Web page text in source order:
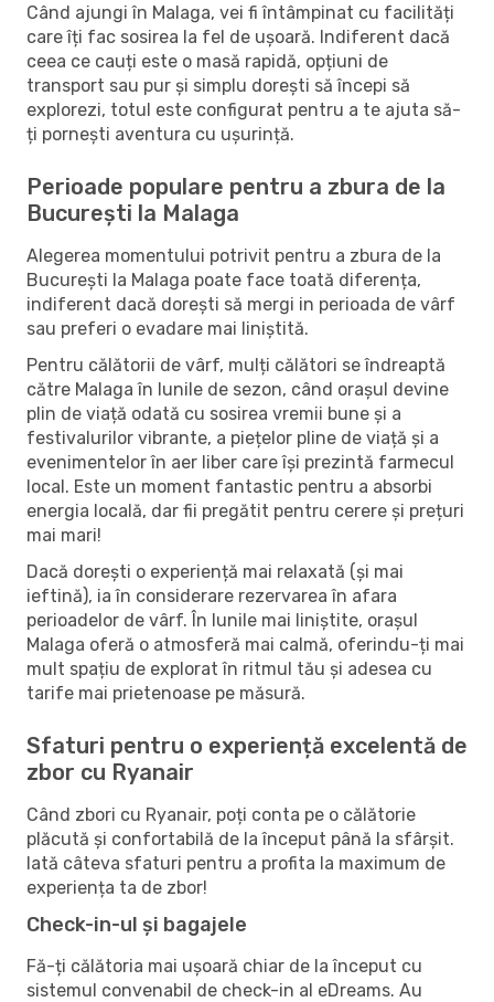
Când ajungi în Malaga, vei fi întâmpinat cu facilități
care îți fac sosirea la fel de ușoară. Indiferent dacă
ceea ce cauți este o masă rapidă, opțiuni de
transport sau pur și simplu dorești să începi să
explorezi, totul este configurat pentru a te ajuta să-
ți pornești aventura cu ușurință.
Perioade populare pentru a zbura de la
București la Malaga
Alegerea momentului potrivit pentru a zbura de la
București la Malaga poate face toată diferența,
indiferent dacă dorești să mergi in perioada de vârf
sau preferi o evadare mai liniștită.
Pentru călătorii de vârf, mulți călători se îndreaptă
către Malaga în lunile de sezon, când orașul devine
plin de viață odată cu sosirea vremii bune și a
festivalurilor vibrante, a piețelor pline de viață și a
evenimentelor în aer liber care își prezintă farmecul
local. Este un moment fantastic pentru a absorbi
energia locală, dar fii pregătit pentru cerere și prețuri
mai mari!
Dacă dorești o experiență mai relaxată (și mai
ieftină), ia în considerare rezervarea în afara
perioadelor de vârf. În lunile mai liniștite, orașul
Malaga oferă o atmosferă mai calmă, oferindu-ți mai
mult spațiu de explorat în ritmul tău și adesea cu
tarife mai prietenoase pe măsură.
Sfaturi pentru o experiență excelentă de
zbor cu Ryanair
Când zbori cu Ryanair, poți conta pe o călătorie
plăcută și confortabilă de la început până la sfârșit.
Iată câteva sfaturi pentru a profita la maximum de
experiența ta de zbor!
Check-in-ul și bagajele
Fă-ți călătoria mai ușoară chiar de la început cu
sistemul convenabil de check-in al eDreams. Au